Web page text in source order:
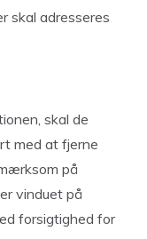
skal adresseres
skal de
med at fjerne
på
vinduet på
forsigtighed for